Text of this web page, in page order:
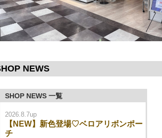
NEWS
SHOP NEWS 一覧
2026.8.7up
【NEW】新色登場♡ベロアリボンポー
チ